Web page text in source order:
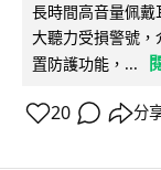
長時間高音量佩
大聽力受損警號
置防護功能，...
20 分